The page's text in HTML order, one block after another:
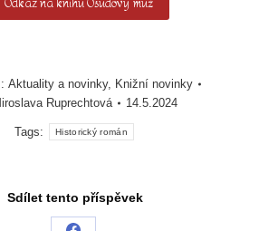
Aktuality a novinky, Knižní novinky
Ruprechtová 14.5.2024
Tags: Historický román
Sdílet tento příspěvek